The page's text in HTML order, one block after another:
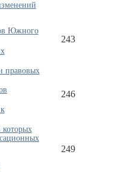
Южного
правовых
243
246
249